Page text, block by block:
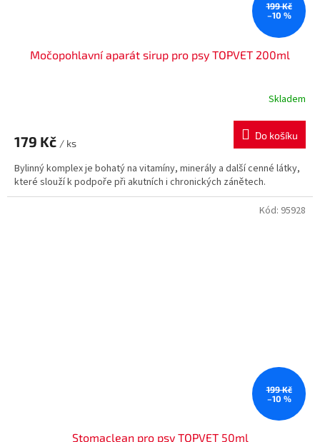
199 Kč
–10 %
Močopohlavní aparát sirup pro psy TOPVET 200ml
Skladem
179 Kč / ks
Do košíku
Bylinný komplex je bohatý na vitamíny, minerály a další cenné látky,
které slouží k podpoře při akutních i chronických zánětech.
199 Kč
–10 %
Stomaclean pro psy TOPVET 50ml
Kód: 95928